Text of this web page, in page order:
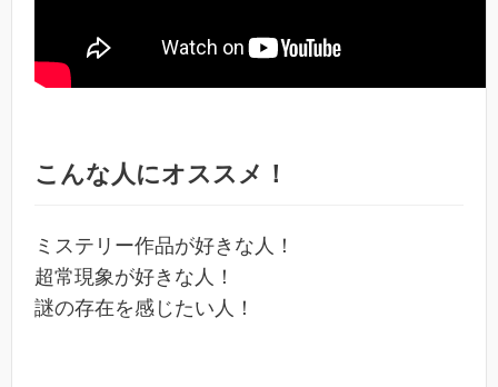
こんな人にオススメ！
ミステリー作品が好きな人！
超常現象が好きな人！
謎の存在を感じたい人！